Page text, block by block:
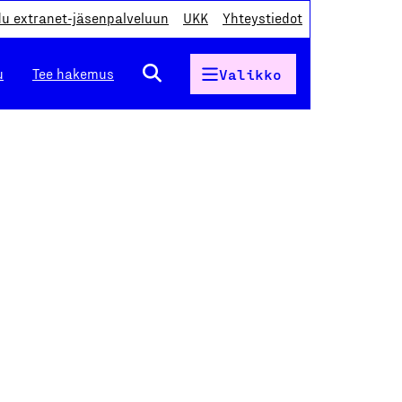
extranet-jäsenpalveluun UKK Yhteystiedot
Tee hakemus Valikko